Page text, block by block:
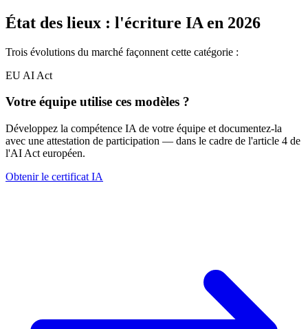
État des lieux : l'écriture IA en 2026
Trois évolutions du marché façonnent cette catégorie :
EU AI Act
Votre équipe utilise ces modèles ?
Développez la compétence IA de votre équipe et documentez-la
avec une attestation de participation — dans le cadre de l'article 4 de
l'AI Act européen.
Obtenir le certificat IA